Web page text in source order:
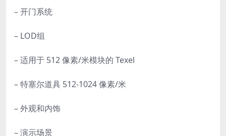
– 开门系统
– LOD组
– 适用于 512 像素/米模块的 Texel
– 特塞尔道具 512-1024 像素/米
– 外观和内饰
– 演示场景